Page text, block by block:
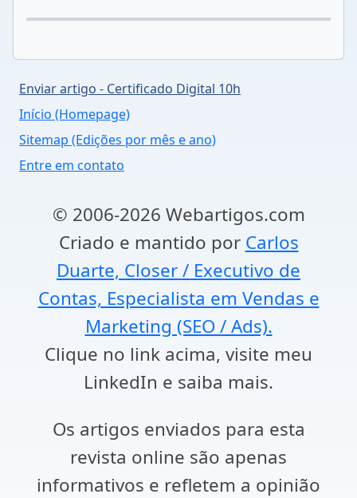
Enviar artigo - Certificado Digital 10h
Início (Homepage)
Sitemap (Edições por mês e ano)
Entre em contato
© 2006-2026 Webartigos.com
Criado e mantido por Carlos
Duarte, Closer / Executivo de
Contas, Especialista em Vendas e
Marketing (SEO / Ads).
Clique no link acima, visite meu
LinkedIn e saiba mais.
Os artigos enviados para esta
revista online são apenas
informativos e refletem a opinião